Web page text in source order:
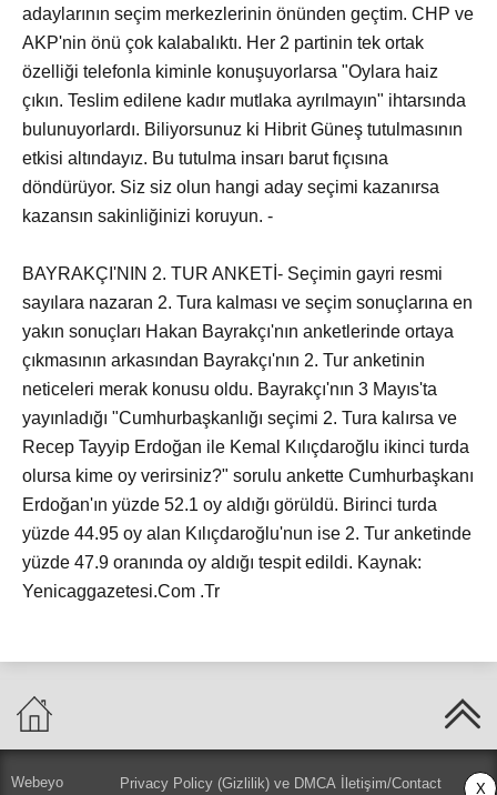
adaylarının seçim merkezlerinin önünden geçtim. CHP ve
AKP'nin önü çok kalabalıktı. Her 2 partinin tek ortak
özelliği telefonla kiminle konuşuyorlarsa "Oylara haiz
çıkın. Teslim edilene kadır mutlaka ayrılmayın" ihtarsında
bulunuyorlardı. Biliyorsunuz ki Hibrit Güneş tutulmasının
etkisi altındayız. Bu tutulma insarı barut fıçısına
döndürüyor. Siz siz olun hangi aday seçimi kazanırsa
kazansın sakinliğinizi koruyun. -
BAYRAKÇI'NIN 2. TUR ANKETİ- Seçimin gayri resmi
sayılara nazaran 2. Tura kalması ve seçim sonuçlarına en
yakın sonuçları Hakan Bayrakçı'nın anketlerinde ortaya
çıkmasının arkasından Bayrakçı'nın 2. Tur anketinin
neticeleri merak konusu oldu. Bayrakçı'nın 3 Mayıs'ta
yayınladığı "Cumhurbaşkanlığı seçimi 2. Tura kalırsa ve
Recep Tayyip Erdoğan ile Kemal Kılıçdaroğlu ikinci turda
olursa kime oy verirsiniz?" sorulu ankette Cumhurbaşkanı
Erdoğan'ın yüzde 52.1 oy aldığı görüldü. Birinci turda
yüzde 44.95 oy alan Kılıçdaroğlu'nun ise 2. Tur anketinde
yüzde 47.9 oranında oy aldığı tespit edildi. Kaynak:
Yenicaggazetesi.Com .Tr
Webeyo Privacy Policy (Gizlilik) ve DMCA İletişim/Contact X